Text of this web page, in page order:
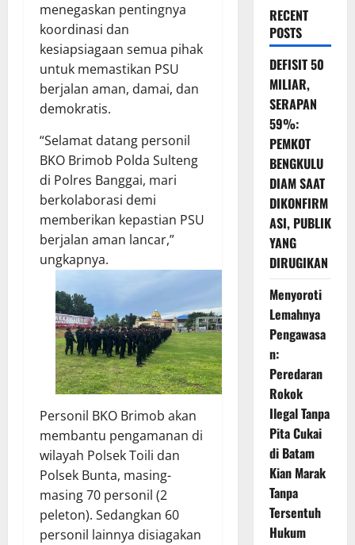
menegaskan pentingnya
koordinasi dan
kesiapsiagaan semua pihak
untuk memastikan PSU
berjalan aman, damai, dan
demokratis.
“Selamat datang personil
BKO Brimob Polda Sulteng
di Polres Banggai, mari
berkolaborasi demi
memberikan kepastian PSU
berjalan aman lancar,”
ungkapnya.
Personil BKO Brimob akan
membantu pengamanan di
wilayah Polsek Toili dan
Polsek Bunta, masing-
masing 70 personil (2
peleton). Sedangkan 60
personil lainnya disiagakan
RECENT
POSTS
DEFISIT 50
MILIAR,
SERAPAN
59%:
PEMKOT
BENGKULU
DIAM SAAT
DIKONFIRM
ASI, PUBLIK
YANG
DIRUGIKAN
Menyoroti
Lemahnya
Pengawasa
n:
Peredaran
Rokok
Ilegal Tanpa
Pita Cukai
di Batam
Kian Marak
Tanpa
Tersentuh
Hukum